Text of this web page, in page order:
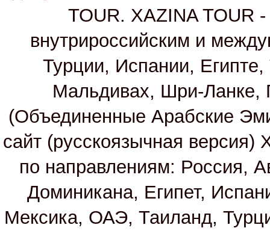
TOUR. XAZINA TOUR -
внутрироссийским и
Турции, Испании,
Мальдивах, Шри-Ланке,
(Объединенные Арабские
сайт (русскоязычная
по направлениям: Россия,
Доминикана, Египет,
Мексика, ОАЭ, Таиланд,